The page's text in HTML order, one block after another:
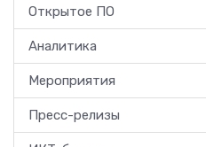
Открытое ПО
Аналитика
Мероприятия
Пресс-релизы